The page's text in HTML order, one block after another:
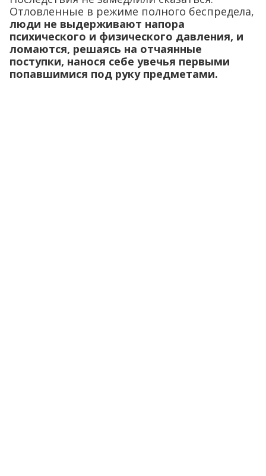
Отловленные в режиме полного беспредела,
люди не выдерживают напора
психического и физического давления, и
ломаются, решаясь на отчаянные
поступки, нанося себе увечья первыми
попавшимися под руку предметами.